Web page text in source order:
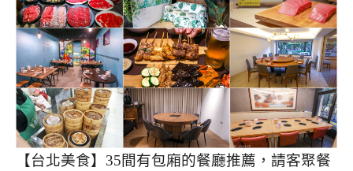
【台北美食】35間有包廂的餐廳推薦，請客聚餐